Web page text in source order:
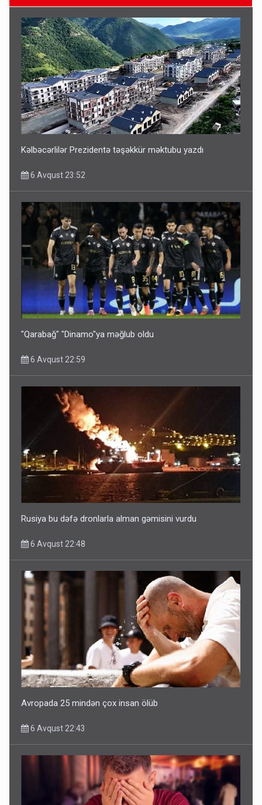
ŞOK! David Seliverstov ölkədən qaçdı
6 Avqust 14:14
Bu ölkələrə şəxsiyyət vəsiqəsi ilə gedə biləcəksiniz -
SİYAHI
6 Avqust 10:53
Ərdoğana sui-qəsd planının iştirakçısı detalları açıqladı
5 Avqust 16:56
Kəlbəcərlilər Prezidentə təşəkkür məktubu yazdı
6 Avqust 23:52
"Qarabağ" "Dinamo"ya məğlub oldu
6 Avqust 22:59
Rusiya bu dəfə dronlarla alman gəmisini vurdu
6 Avqust 22:48
Avropada 25 mindən çox insan ölüb
6 Avqust 22:43